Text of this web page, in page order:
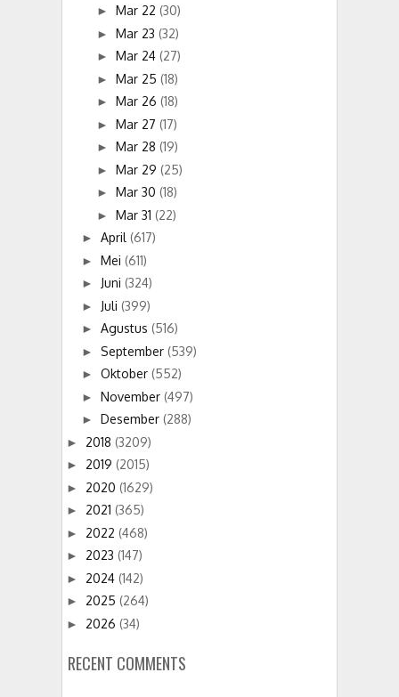
► Mar 22 (30)
► Mar 23 (32)
► Mar 24 (27)
► Mar 25 (18)
► Mar 26 (18)
► Mar 27 (17)
► Mar 28 (19)
► Mar 29 (25)
► Mar 30 (18)
► Mar 31 (22)
► April (617)
► Mei (611)
► Juni (324)
► Juli (399)
► Agustus (516)
► September (539)
► Oktober (552)
► November (497)
► Desember (288)
► 2018 (3209)
► 2019 (2015)
► 2020 (1629)
► 2021 (365)
► 2022 (468)
► 2023 (147)
► 2024 (142)
► 2025 (264)
► 2026 (34)
RECENT COMMENTS